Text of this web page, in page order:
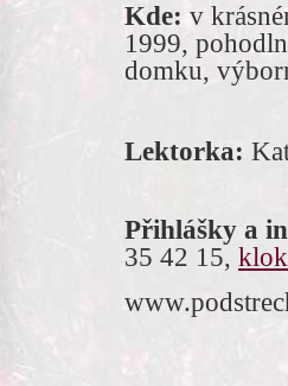
Kde: v
1999,
domku,
Lektorka:
Přihlášky a
35 42 15,